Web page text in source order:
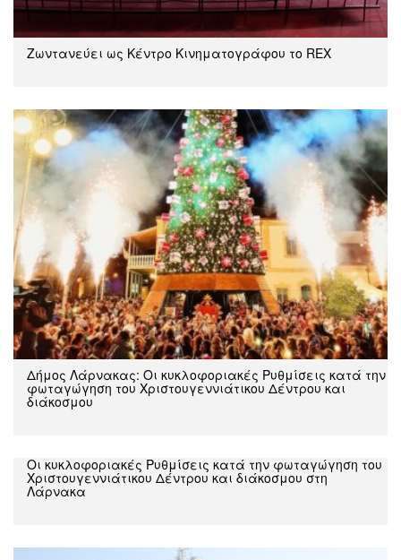
Ζωντανεύει ως Κέντρο Κινηματογράφου το REX
Δήμος Λάρνακας: Oι κυκλοφοριακές Ρυθμίσεις κατά την
φωταγώγηση του Χριστουγεννιάτικου Δέντρου και
διάκοσμου
Oι κυκλοφοριακές Ρυθμίσεις κατά την φωταγώγηση του
Χριστουγεννιάτικου Δέντρου και διάκοσμου στη
Λάρνακα